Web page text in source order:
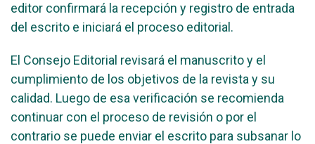
editor confirmará la recepción y registro de entrada
del escrito e iniciará el proceso editorial.
El Consejo Editorial revisará el manuscrito y el
cumplimiento de los objetivos de la revista y su
calidad. Luego de esa verificación se recomienda
continuar con el proceso de revisión o por el
contrario se puede enviar el escrito para subsanar lo